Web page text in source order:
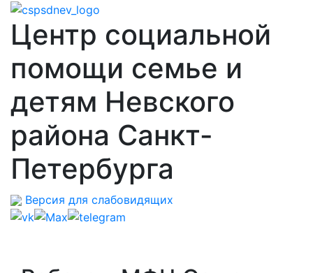
Центр социальной
помощи семье и
детям Невского
района Санкт-
Петербурга
Версия для слабовидящих